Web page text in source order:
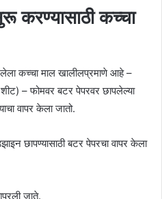
करण्यासाठी कच्चा
कच्चा माल खालीलप्रमाणे आहे –
– फोमवर बटर पेपरवर छापलेल्या
वापर केला जातो.
छापण्यासाठी बटर पेपरचा वापर केला
जाते.